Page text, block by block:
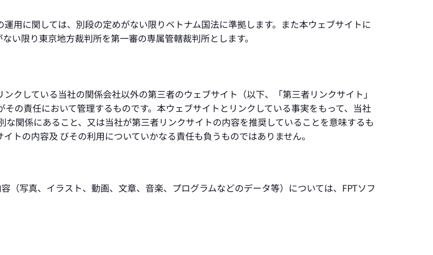
用に関しては、別段の定めがない限りベトナム国法に準拠します。また本ウェブサイトに
い限り東京地方裁判所を第一審の専属管轄裁判所とします。
クしている当社の関係会社以外の第三者のウェブサイト（以下、「第三者リンクサイト」
の責任において管理するものです。本ウェブサイトとリンクしている事実をもって、当社
関係にあること、又は当社が第三者リンクサイトの内容を推奨していることを意味するも
トの内容及 びその利用についていかなる責任も負うものではありません。
（写真、イラスト、動画、文章、音楽、プログラムなどのデータ等）については、FPTソフ